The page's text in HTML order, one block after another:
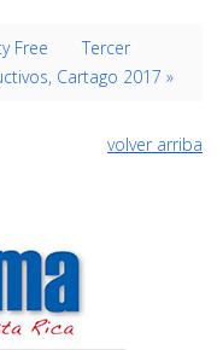
Free
Tercer
Cartago 2017 »
volver arriba